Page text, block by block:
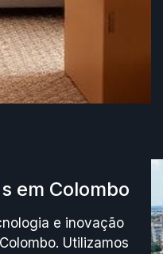
em Colombo
e inovação
Utilizamos